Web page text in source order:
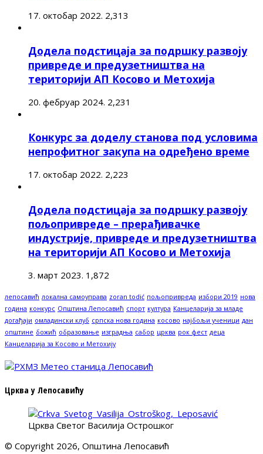
17. октобар 2022. 2,313
Додела подстицаја за подршку развоју
привреде и предузетништва на
територији АП Косово и Метохија
20. фебруар 2024. 2,231
Конкурс за доделу станова под условима
непрофитног закупа на одређено време
17. октобар 2022. 2,223
Додела подстицаја за подршку развоју
пољопривреде – прерађивачке
индустрије, привреде и предузетништва
на територији АП Косово и Метохија
3. март 2023. 1,872
лепосавић локална самоуправа zoran todić пољопривреда избори 2019 нова
година конкурс Општина Лепосавић спорт култура Канцеларија за младе
догађаји омладински клуб српска нова година косово најбољи ученици дан
општине божић образовање изградња сабор црква рок фест деца
Канцеларија за Косово и Метохију
Црква у Лепосавићу
Црква Светог Василија Острошког
© Copyright 2026, Општина Лепосавић